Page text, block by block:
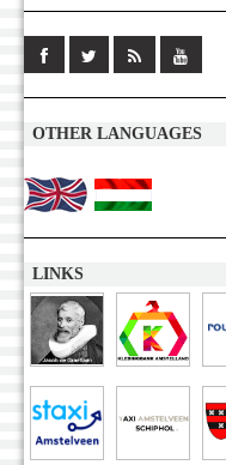
OTHER LANGUAGES
LINKS